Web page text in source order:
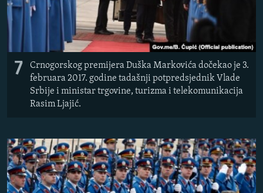
7
Crnogorskog premijera Duška Markovića dočekao je 3.
februara 2017. godine tadašnji potpredsjednik Vlade
Srbije i ministar trgovine, turizma i telekomunikacija
Rasim Ljajić.